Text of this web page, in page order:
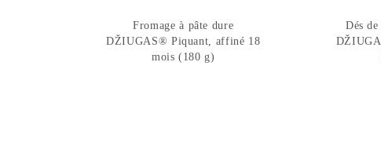
Fromage à pâte dure
DŽIUGAS® Piquant, affiné 18
mois (180 g)
Dés